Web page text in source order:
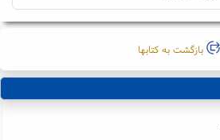
بازگشت به کتابها